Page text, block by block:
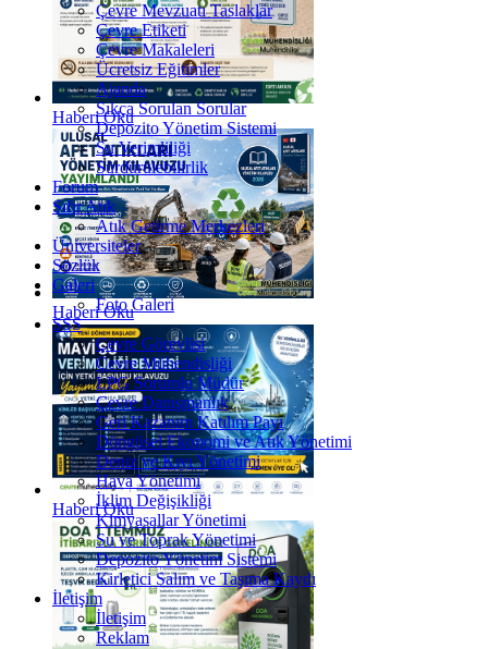
Haberi Oku
Haberi Oku
Haberi Oku
Çevre Mevzuatı Taslaklar
Çevre Etiketi
Çevre Makaleleri
Ücretsiz Eğitimler
Ajanda
Sıkça Sorulan Sorular
Depozito Yönetim Sistemi
Su Verimliliği
Sürdürülebilirlik
Forum
Sıfır Atık
Atık Getirme Merkezleri
Üniversiteler
Sözlük
Galeri
Foto Galeri
SSS
Çevre Görevlisi
Çevre Mühendisliği
LPG Sorumlu Müdür
Çevre Danışmanlık
Geri Kazanım Katılım Payı
Döngüsel Ekonomi ve Atık Yönetimi
Deniz ve Kıyı Yönetimi
Hava Yönetimi
İklim Değişikliği
Kimyasallar Yönetimi
Su ve Toprak Yönetimi
Depozito Yönetim Sistemi
Kirletici Salım ve Taşıma Kaydı
İletişim
İletişim
Reklam